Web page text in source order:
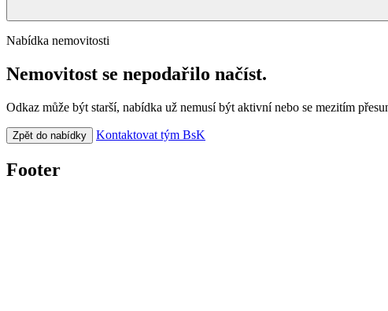
Nabídka nemovitosti
Nemovitost se nepodařilo načíst.
Odkaz může být starší, nabídka už nemusí být aktivní nebo se mezitím
Zpět do nabídky Kontaktovat tým BsK
Footer